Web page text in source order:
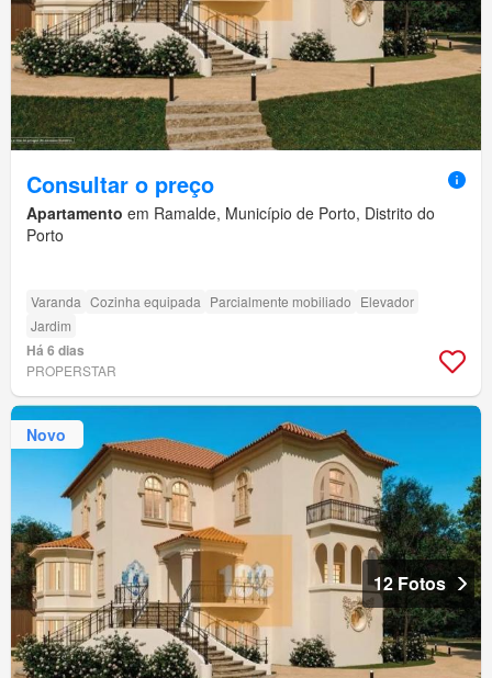
Consultar o preço
Apartamento em Ramalde, Município de Porto, Distrito do
Porto
Varanda Cozinha equipada Parcialmente mobiliado Elevador
Jardim
Há 6 dias
PROPERSTAR
Novo
12 Fotos